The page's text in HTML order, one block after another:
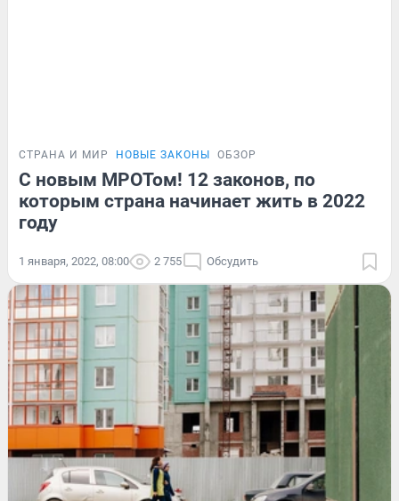
СТРАНА И МИР НОВЫЕ ЗАКОНЫ ОБЗОР
С новым МРОТом! 12 законов, по
которым страна начинает жить в 2022
году
1 января, 2022, 08:00 2 755 Обсудить